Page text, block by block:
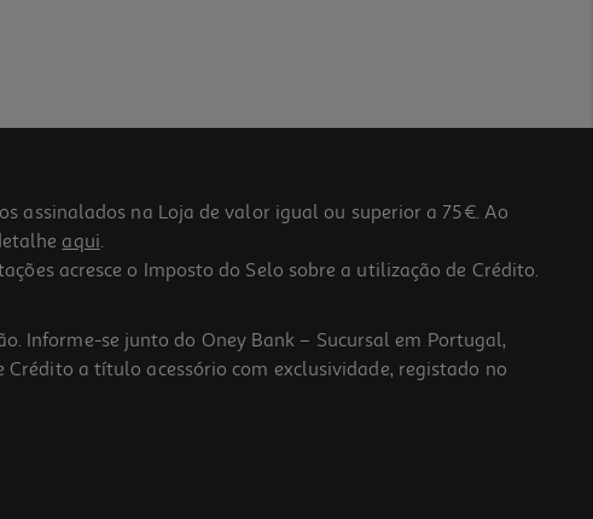
assinalados na Loja de valor igual ou superior a 75€. Ao
aqui.
acresce o Imposto do Selo sobre a utilização de Crédito.
Informe-se junto do Oney Bank – Sucursal em Portugal,
a título acessório com exclusividade, registado no